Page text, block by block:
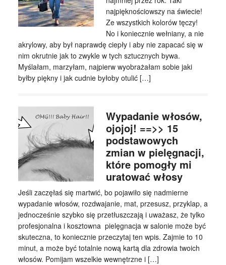
najpięknościowszy na świecie!
Ze wszystkich kolorów tęczy!
No i koniecznie wełniany, a nie
akrylowy, aby był naprawdę ciepły i aby nie zapacać się w
nim okrutnie jak to zwykle w tych sztucznych bywa.
Myślałam, marzyłam, najpierw wyobrażałam sobie jaki
byłby piękny i jak cudnie byłoby otulić […]
Wypadanie włosów,
ojojoj! ==>> 15
podstawowych
zmian w pielęgnacji,
które pomogły mi
uratować włosy
Jeśli zaczęłaś się martwić, bo pojawiło się nadmierne
wypadanie włosów, rozdwajanie, mat, przesusz, przyklap, a
jednocześnie szybko się przetłuszczają i uważasz, że tylko
profesjonalna i kosztowna pielęgnacja w salonie może być
skuteczna, to koniecznie przeczytaj ten wpis. Zajmie to 10
minut, a może być totalnie nową kartą dla zdrowia twoich
włosów. Pomijam wszelkie wewnętrzne i […]